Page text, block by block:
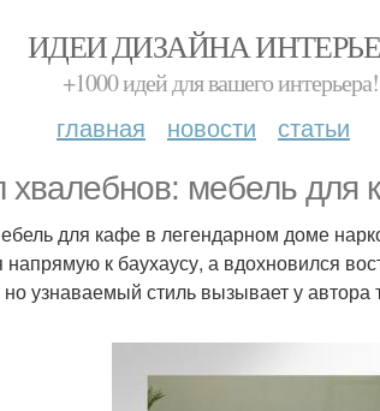
ИДЕИ ДИЗАЙНА
+1000 идей для вашего интерьера!
главная новости статьи
хвалебнов: мебель
для кафе в легендарном доме
напрямую к баухаусу, а вдохновился
узнаваемый стиль вызывает у автора